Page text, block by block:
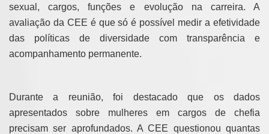
sexual, cargos, funções e evolução na carreira. A
avaliação da CEE é que só é possível medir a efetividade
das políticas de diversidade com transparência e
acompanhamento permanente.
Durante a reunião, foi destacado que os dados
apresentados sobre mulheres em cargos de chefia
precisam ser aprofundados. A CEE questionou quantas